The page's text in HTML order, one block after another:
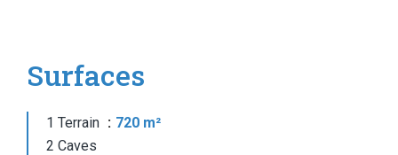
Surfaces
1 Terrain
720 m²
2 Caves